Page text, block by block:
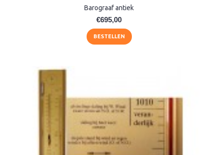
Barograaf antiek
€695,00
BESTELLEN